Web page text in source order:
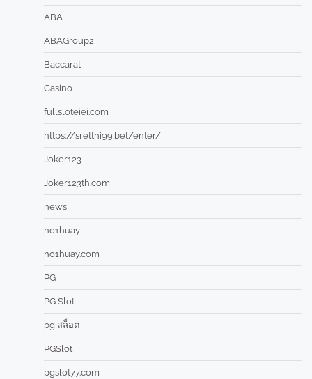
ABA
ABAGroup2
Baccarat
Casino
fullsloteiei.com
https://sretthi99.bet/enter/
Joker123
Joker123th.com
news
no1huay
no1huay.com
PG
PG Slot
pg สล็อต
PGSlot
pgslot77.com